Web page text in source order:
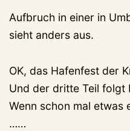
Aufbruch in einer in
sieht anders aus.
OK, das Hafenfest der
Und der dritte Teil folgt
Wenn schon mal etwas
……